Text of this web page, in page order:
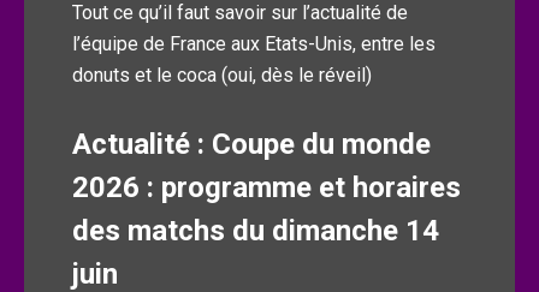
Tout ce qu’il faut savoir sur l’actualité de
l’équipe de France aux Etats-Unis, entre les
donuts et le coca (oui, dès le réveil)
Actualité : Coupe du monde
2026 : programme et horaires
des matchs du dimanche 14
juin